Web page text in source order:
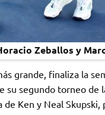
Zeballos y
grande, finaliza la
su segundo torneo de
Ken y Neal Skupski,